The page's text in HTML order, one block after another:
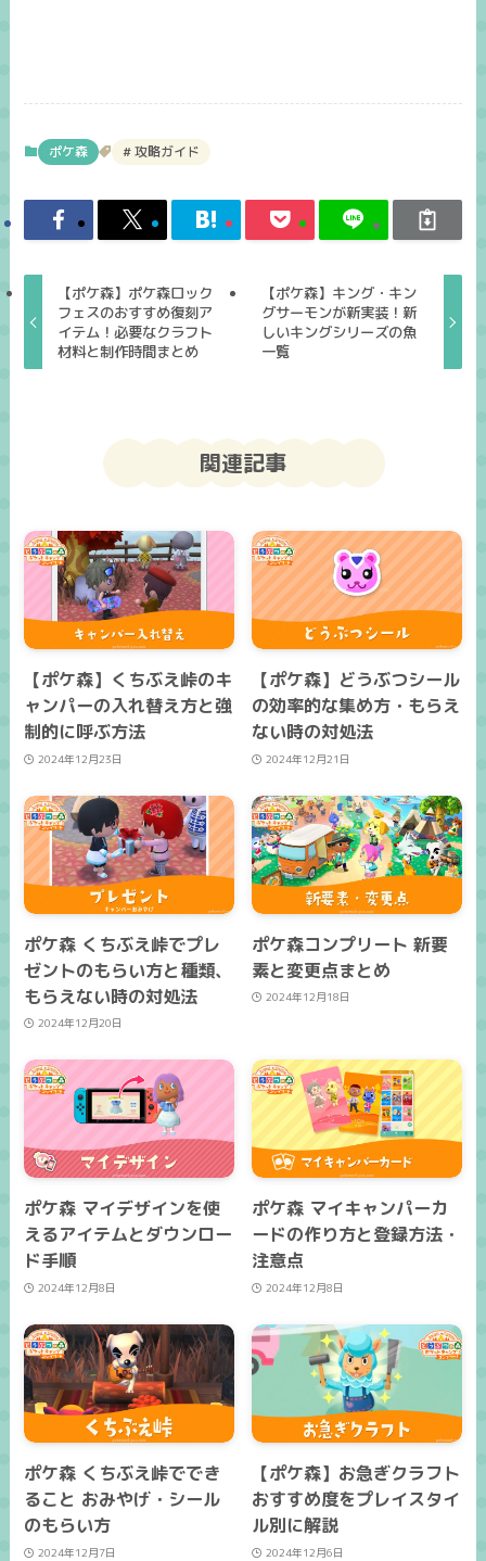
ポケ森 攻略ガイド
【ポケ森】ポケ森ロック
フェスのおすすめ復刻ア
イテム！必要なクラフト
材料と制作時間まとめ
【ポケ森】キング・キン
グサーモンが新実装！新
しいキングシリーズの魚
一覧
関連記事
【ポケ森】くちぶえ峠のキ
ャンパーの入れ替え方と強
制的に呼ぶ方法
2024年12月23日
【ポケ森】どうぶつシール
の効率的な集め方・もらえ
ない時の対処法
2024年12月21日
ポケ森 くちぶえ峠でプレ
ゼントのもらい方と種類、
もらえない時の対処法
2024年12月20日
ポケ森コンプリート 新要
素と変更点まとめ
2024年12月18日
ポケ森 マイデザインを使
えるアイテムとダウンロー
ド手順
2024年12月8日
ポケ森 マイキャンパーカ
ードの作り方と登録方法・
注意点
2024年12月8日
ポケ森 くちぶえ峠ででき
ること おみやげ・シール
のもらい方
2024年12月7日
【ポケ森】お急ぎクラフト
おすすめ度をプレイスタイ
ル別に解説
2024年12月6日